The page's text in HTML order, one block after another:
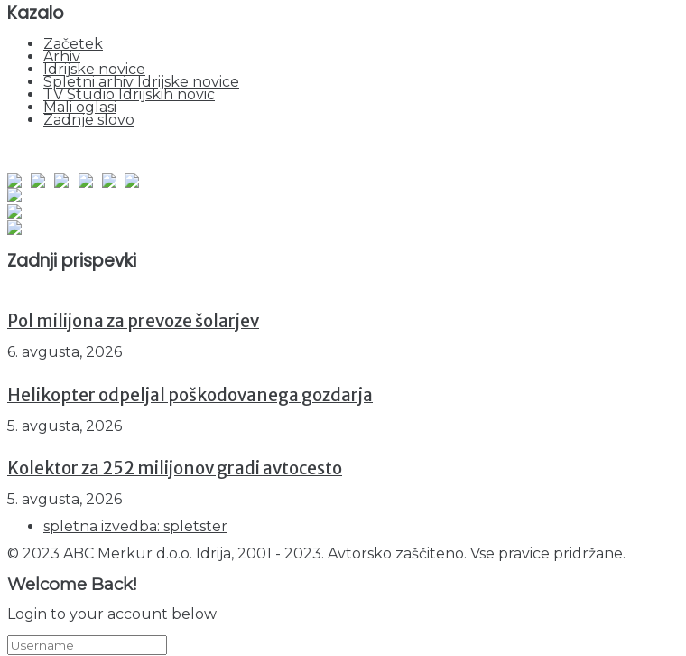
Kazalo
Začetek
Arhiv
Idrijske novice
Spletni arhiv Idrijske novice
TV Studio Idrijskih novic
Mali oglasi
Zadnje slovo
Zadnji prispevki
Pol milijona za prevoze šolarjev
6. avgusta, 2026
Helikopter odpeljal poškodovanega gozdarja
5. avgusta, 2026
Kolektor za 252 milijonov gradi avtocesto
5. avgusta, 2026
spletna izvedba: spletster
© 2023 ABC Merkur d.o.o. Idrija, 2001 - 2023. Avtorsko zaščiteno. Vse pravice pridržane.
Welcome Back!
Login to your account below